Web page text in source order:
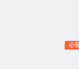
必